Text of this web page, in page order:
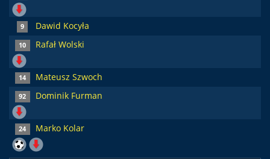
9 Dawid Kocyła
10 Rafał Wolski
14 Mateusz Szwoch
92 Dominik Furman
24 Marko Kolar